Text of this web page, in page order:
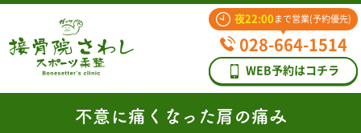
夜22:00 まで営業(予約優先)
028-664-1514
WEB予約はコチラ
不意に痛くなった肩の痛み